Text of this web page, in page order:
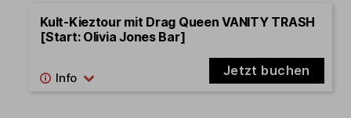
Kult-Kieztour mit Drag Queen VANITY TRASH
[Start: Olivia Jones Bar]
Jetzt buchen